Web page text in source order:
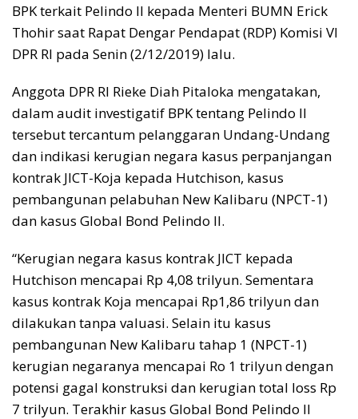
BPK terkait Pelindo II kepada Menteri BUMN Erick
Thohir saat Rapat Dengar Pendapat (RDP) Komisi VI
DPR RI pada Senin (2/12/2019) lalu.
Anggota DPR RI Rieke Diah Pitaloka mengatakan,
dalam audit investigatif BPK tentang Pelindo II
tersebut tercantum pelanggaran Undang-Undang
dan indikasi kerugian negara kasus perpanjangan
kontrak JICT-Koja kepada Hutchison, kasus
pembangunan pelabuhan New Kalibaru (NPCT-1)
dan kasus Global Bond Pelindo II.
“Kerugian negara kasus kontrak JICT kepada
Hutchison mencapai Rp 4,08 trilyun. Sementara
kasus kontrak Koja mencapai Rp1,86 trilyun dan
dilakukan tanpa valuasi. Selain itu kasus
pembangunan New Kalibaru tahap 1 (NPCT-1)
kerugian negaranya mencapai Ro 1 trilyun dengan
potensi gagal konstruksi dan kerugian total loss Rp
7 trilyun. Terakhir kasus Global Bond Pelindo II